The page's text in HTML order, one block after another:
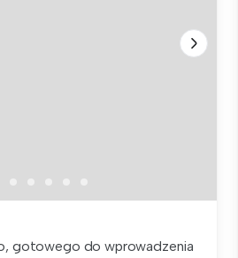
gotowego do wprowadzenia